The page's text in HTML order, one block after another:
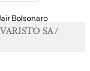
SA /